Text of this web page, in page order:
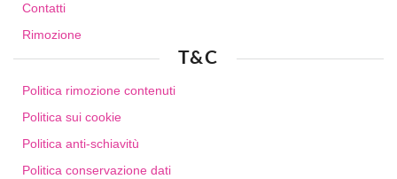
Contatti
Rimozione
T&C
Politica rimozione contenuti
Politica sui cookie
Politica anti-schiavitù
Politica conservazione dati